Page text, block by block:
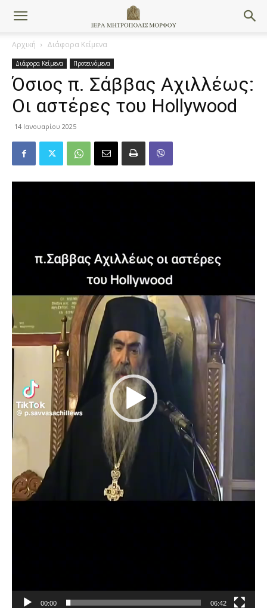
Αρχική Διάφορα Κείμενα
Διάφορα Κείμενα Προτεινόμενα
Όσιος π. Σάββας Αχιλλέως:
Οι αστέρες του Hollywood
14 Ιανουαρίου 2025
00:00 06:42